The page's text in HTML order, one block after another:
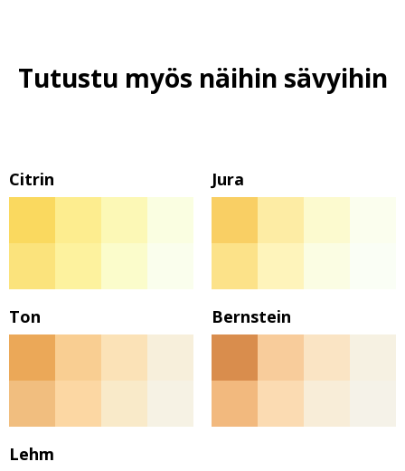
Tutustu myös näihin sävyihin
Citrin Jura
Ton Bernstein
Lehm